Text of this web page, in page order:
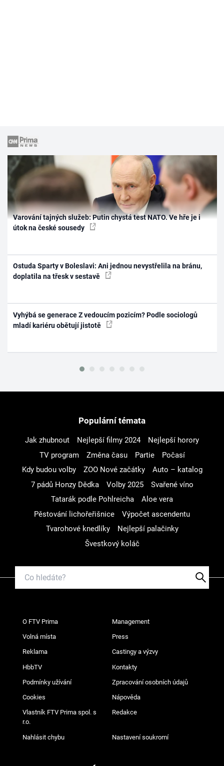
Varování tajných služeb: Putin chystá test NATO. Ve hře je i
útok na české sousedy
Ostuda Sparty v Boleslavi: Ani jednou nevystřelila na bránu,
doplatila na třesk v sestavě
Vyhýbá se generace Z vedoucím pozicím? Podle sociologů
mladí kariéru obětují jistotě
Populární témata
Jak zhubnout Nejlepší filmy 2024
Nejlepší horory
TV program
Změna času Partie
Počasí
Kdy budou volby
ZOO Nové začátky
Auto – katalog
7 pádů Honzy Dědka
Volby 2025
Svařené víno
Tatarák podle Pohlreicha
Aloe vera
Pěstování lichořeřišnice
Výpočet ascendentu
Tvarohové knedlíky
Nejlepší palačinky
Švestkový koláč
O FTV Prima Management
Volná místa Press
Reklama Castingy a výzvy
HbbTV Kontakty
Podmínky užívání Zpracování osobních údajů
Cookies Nápověda
Vlastník FTV Prima spol. s
r.o.
Redakce
Nahlásit chybu Nastavení soukromí